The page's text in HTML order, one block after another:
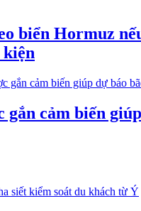
biển Hormuz
kiện
gắn cảm biến